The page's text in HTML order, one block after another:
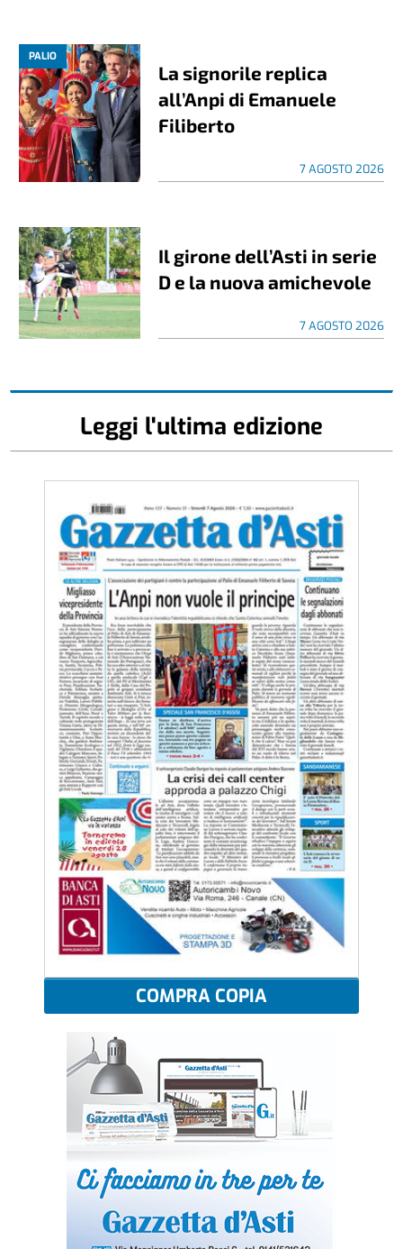
PALIO
La signorile replica
all’Anpi di Emanuele
Filiberto
7 AGOSTO 2026
Il girone dell’Asti in serie
D e la nuova amichevole
7 AGOSTO 2026
Leggi l'ultima edizione
COMPRA COPIA